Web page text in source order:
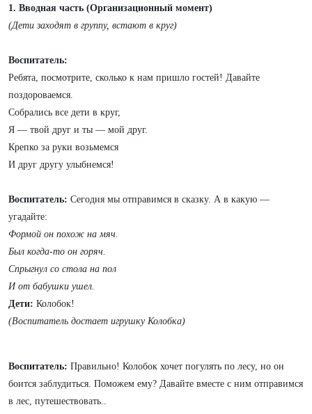
1. Вводная часть (Организационный момент)
(Дети заходят в группу, встают в круг)
Воспитатель:
Ребята, посмотрите, сколько к нам пришло гостей! Давайте
поздороваемся.
Собрались все дети в круг,
Я — твой друг и ты — мой друг.
Крепко за руки возьмемся
И друг другу улыбнемся!
Воспитатель: Сегодня мы отправимся в сказку. А в какую —
угадайте:
Формой он похож на мяч.
Был когда-то он горяч.
Спрыгнул со стола на пол
И от бабушки ушел.
Дети: Колобок!
(Воспитатель достает игрушку Колобка)
Воспитатель: Правильно! Колобок хочет погулять по лесу, но он
боится заблудиться. Поможем ему? Давайте вместе с ним отправимся
в лес, путешествовать..